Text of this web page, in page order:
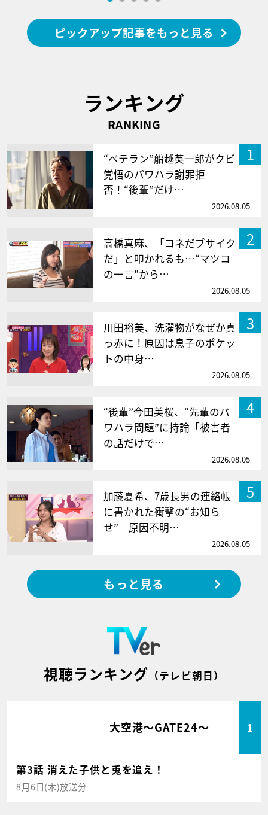
ピックアップ記事をもっと見る
ランキング
RANKING
1
“ベテラン”船越英一郎がクビ
覚悟のパワハラ謝罪拒
否！“後輩”だけ…
2026.08.05
2
高橋真麻、「コネだブサイク
だ」と叩かれるも…“マツコ
の一言”から…
2026.08.05
3
川田裕美、洗濯物がなぜか真
っ赤に！原因は息子のポケッ
トの中身…
2026.08.05
4
“後輩”今田美桜、“先輩のパ
ワハラ問題”に持論「被害者
の話だけで…
2026.08.05
5
加藤夏希、7歳長男の連絡帳
に書かれた衝撃の“お知ら
せ” 原因不明…
2026.08.05
もっと見る
視聴ランキング （テレビ朝日）
大空港～GATE24～ 1
第3話 消えた子供と兎を追え！
8月6日(木)放送分